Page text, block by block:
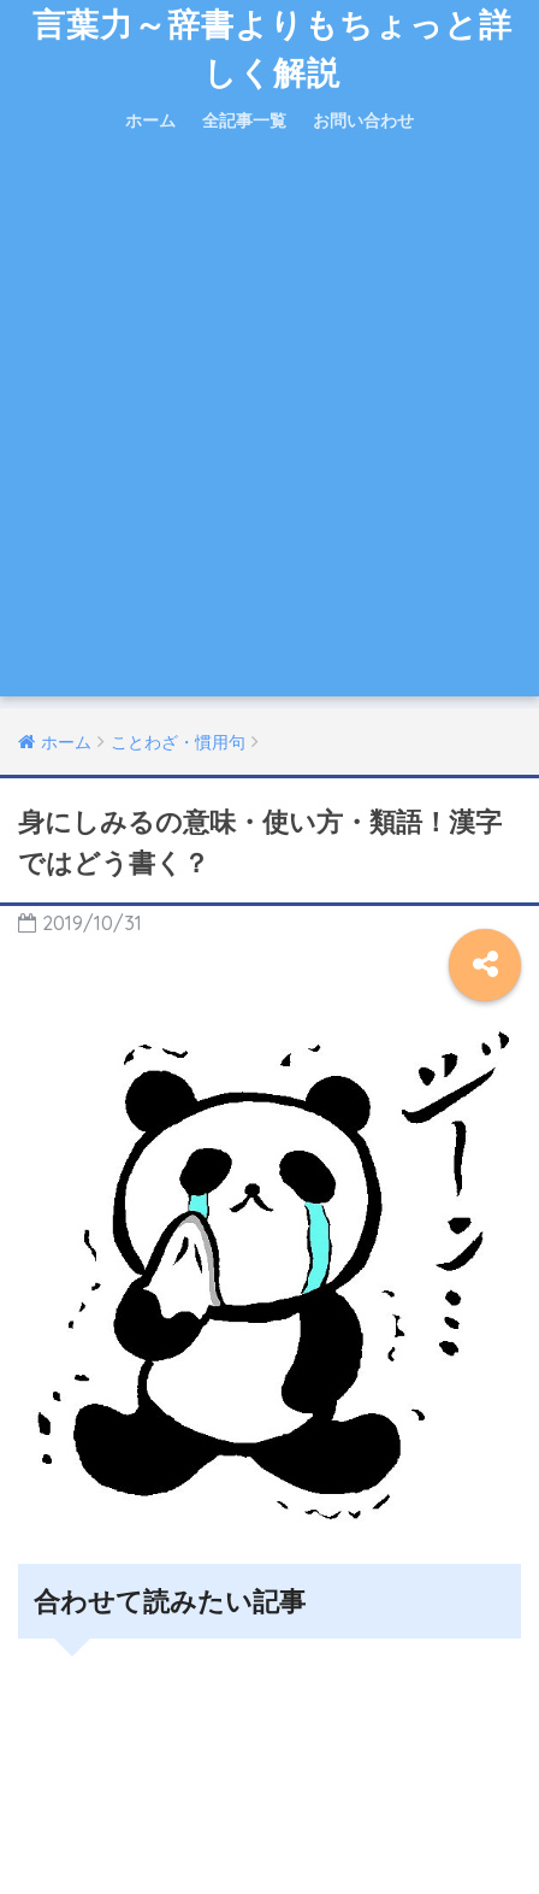
言葉力～辞書よりもちょっと詳
しく解説
ホーム 全記事一覧 お問い合わせ
ホーム ことわざ・慣用句
身にしみるの意味・使い方・類語！漢字
ではどう書く？
2019/10/31
合わせて読みたい記事